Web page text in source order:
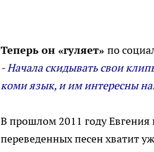
Теперь он «гуляет» по
- Начала скидывать свои
коми язык, и им интересны
В прошлом 2011 году
переведенных песен хватит